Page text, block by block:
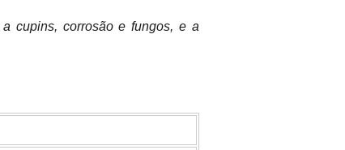
cupins, corrosão e fungos, e a